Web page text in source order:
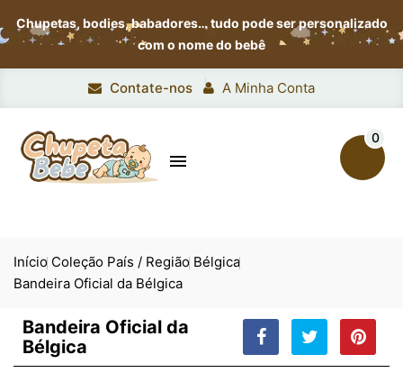
Chupetas, bodies, babadores…tudo pode ser personalizado
com o nome do bebê
Contate-nos A Minha Conta

0
Início Coleção País / Região Bélgica
Bandeira Oficial da Bélgica
Bandeira Oficial da
Bélgica